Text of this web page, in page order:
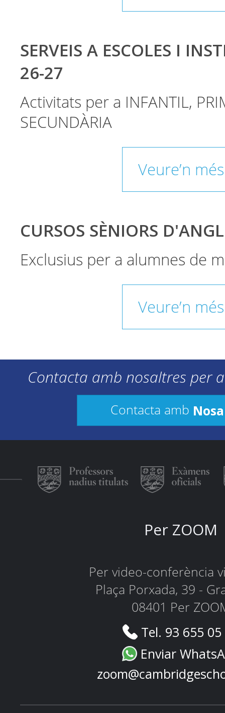
SERVEIS A ESCOLES I
26-27
Activitats per a INFANTIL,
SECUNDÀRIA
Veure’n més
CURSOS SÈNIORS
Exclusius per a alumnes de
Veure’n més
Contacta amb nosaltres per
Contacta amb
Per ZOOM
Per video-conferència
Plaça Porxada, 39 -
08401 Per
Tel. 93 655
Enviar